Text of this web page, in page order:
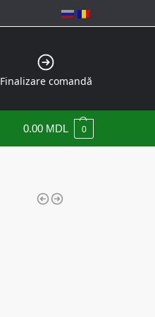
Finalizare comandă
0.00 MDL 0